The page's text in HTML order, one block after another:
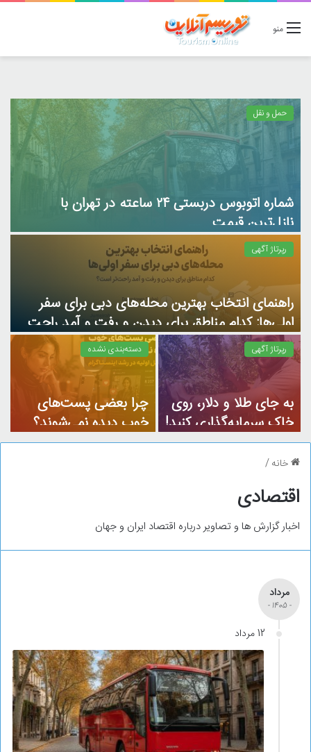
منو
حمل و نقل
شماره اتوبوس دربستی ۲۴ ساعته در تهران با
نازل‌ترین قیمت
رپرتاژ آگهی
راهنمای انتخاب بهترین محله‌های دبی برای سفر
اولی‌ها: کدام مناطق برای دیدن و رفت و آمد راحت
تر است؟
رپرتاژ آگهی
به جای طلا و دلار، روی
خاک سرمایه‌گذاری کنید!
(بررسی سودآوری نهال
بادام)
دسته‌بندی نشده
چرا بعضی پست‌های
خوب دیده نمی‌شوند؟
نقش تعامل اولیه در
خانه/
اقتصادی
اخبار گزارش ها و تصاویر درباره اقتصاد ایران و جهان
مرداد
- 1405 -
12 مرداد